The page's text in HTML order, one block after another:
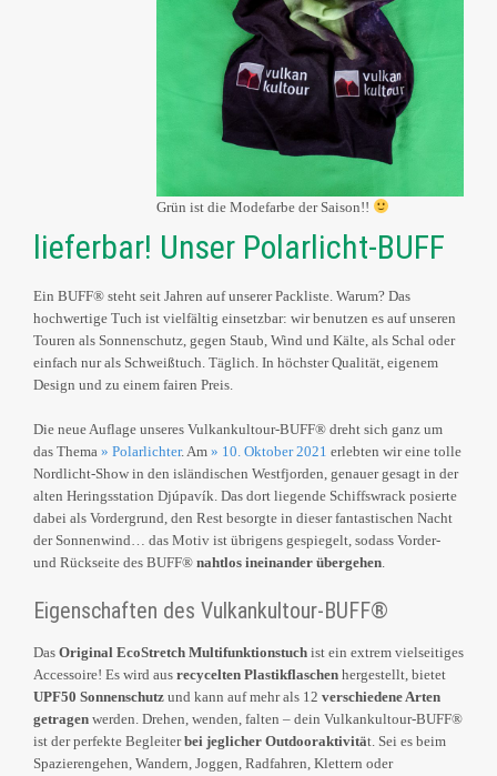
Grün ist die Modefarbe der Saison!!
lieferbar! Unser Polarlicht-BUFF
Ein BUFF® steht seit Jahren auf unserer Packliste. Warum? Das
hochwertige Tuch ist vielfältig einsetzbar: wir benutzen es auf unseren
Touren als Sonnenschutz, gegen Staub, Wind und Kälte, als Schal oder
einfach nur als Schweißtuch. Täglich. In höchster Qualität, eigenem
Design und zu einem fairen Preis.
Die neue Auflage unseres Vulkankultour-BUFF® dreht sich ganz um
das Thema » Polarlichter. Am » 10. Oktober 2021 erlebten wir eine tolle
Nordlicht-Show in den isländischen Westfjorden, genauer gesagt in der
alten Heringsstation Djúpavík. Das dort liegende Schiffswrack posierte
dabei als Vordergrund, den Rest besorgte in dieser fantastischen Nacht
der Sonnenwind… das Motiv ist übrigens gespiegelt, sodass Vorder-
und Rückseite des BUFF® nahtlos ineinander übergehen.
Eigenschaften des Vulkankultour-BUFF®
Das Original EcoStretch Multifunktionstuch ist ein extrem vielseitiges
Accessoire! Es wird aus recycelten Plastikflaschen hergestellt, bietet
UPF50 Sonnenschutz und kann auf mehr als 12 verschiedene Arten
getragen werden. Drehen, wenden, falten – dein Vulkankultour-BUFF®
ist der perfekte Begleiterbei jeglicher Outdooraktivität. Sei es beim
Spazierengehen, Wandern, Joggen, Radfahren, Klettern oder